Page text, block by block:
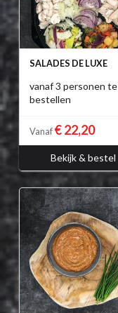
SALADES DE LUXE
vanaf 3 personen te
bestellen
Vanaf € 22,20
Bekijk & bestel